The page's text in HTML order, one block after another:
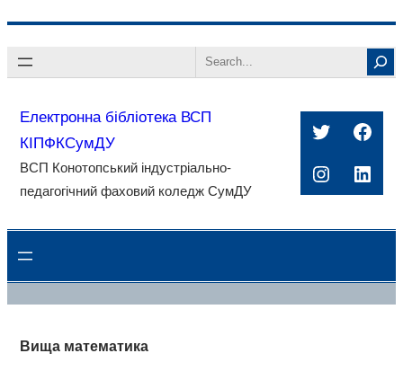
до
Search
Електронна бібліотека ВСП
КІПФКСумДУ
ВСП Конотопський індустріально-
педагогічний фаховий коледж СумДУ
Twitter
Вища математика